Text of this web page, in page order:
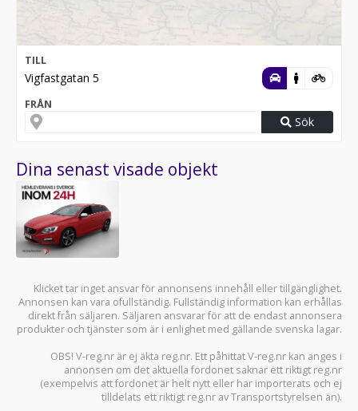
TILL
Vigfastgatan 5
FRÅN
Sök
Dina senast visade objekt
Klicket tar inget ansvar för annonsens innehåll eller tillgänglighet.
Annonsen kan vara ofullständig. Fullständig information kan erhållas
direkt från säljaren. Säljaren ansvarar för att de endast annonsera
produkter och tjänster som är i enlighet med gällande svenska lagar.
OBS! V-reg.nr är ej äkta reg.nr. Ett påhittat V-reg.nr kan anges i
annonsen om det aktuella fordonet saknar ett riktigt reg.nr
(exempelvis att fordonet är helt nytt eller har importerats och ej
tilldelats ett riktigt reg.nr av Transportstyrelsen än).